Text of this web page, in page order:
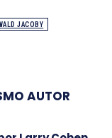
JACOBY
AUTOR